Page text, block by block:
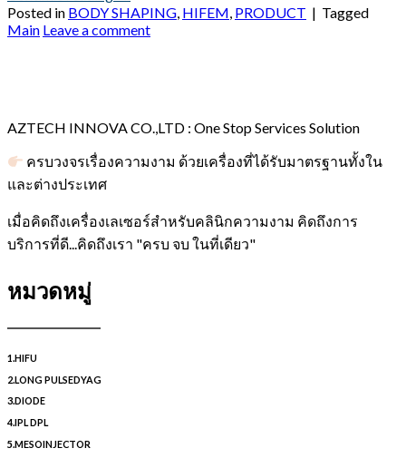
Posted in BODY SHAPING, HIFEM, PRODUCT | Tagged
Main Leave a comment
AZTECH INNOVA CO.,LTD : One Stop Services Solution
ครบวงจรเรื่องความงาม ด้วยเครื่องที่ได้รับมาตรฐานทั้งใน
และต่างประเทศ
เมื่อคิดถึงเครื่องเลเซอร์สำหรับคลินิกความงาม คิดถึงการ
บริการที่ดี...คิดถึงเรา "ครบ จบ ในที่เดียว"
หมวดหมู่
1.HIFU
2.LONG PULSEDYAG
3.DIODE
4.IPL DPL
5.MESOINJECTOR